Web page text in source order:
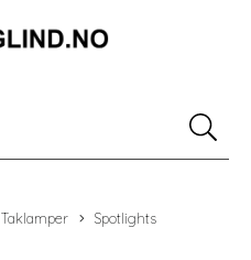
Taklamper Spotlights